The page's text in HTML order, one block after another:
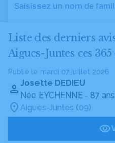
Liste des derniers
Aigues-Juntes ces
Publié le mardi 07 juillet 2026
Josette DEDIEU
Née EYCHENNE - 87 ans
Aigues-Juntes (09)